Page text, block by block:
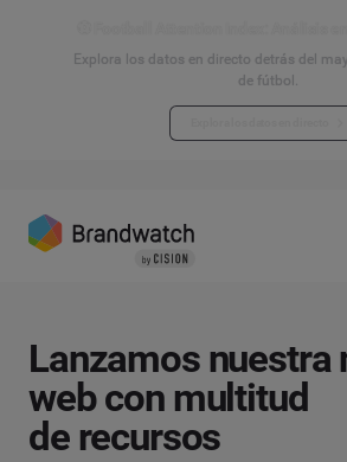
Explora los datos en directo detrás del
de fútbol.
Lanzamos nuestra
web con multitud
de recursos